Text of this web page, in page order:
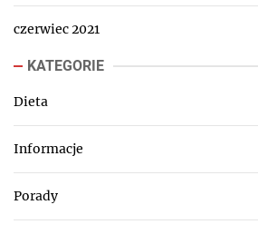
czerwiec 2021
KATEGORIE
Dieta
Informacje
Porady